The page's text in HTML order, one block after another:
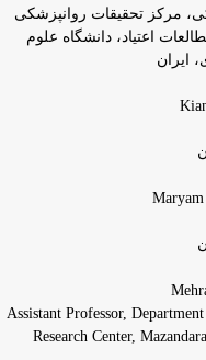
مرکز تحقیقات روانپزشکی
اعتیاد، دانشگاه علوم
Assistant Professor,
Research Center,